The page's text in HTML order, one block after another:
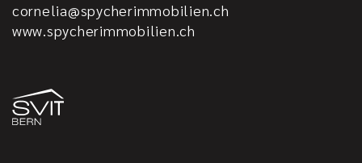
cornelia@spycherimmobilien.ch
www.spycherimmobilien.ch